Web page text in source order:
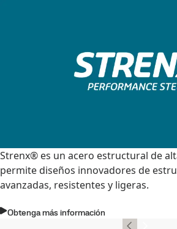
Strenx® es un acero estructural de
permite diseños innovadores de
avanzadas, resistentes y ligeras.
Obtenga más información